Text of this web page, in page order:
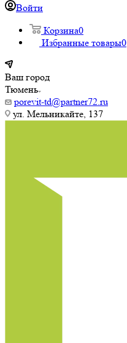
Войти
Корзина0
Избранные товары0
Ваш город
Тюмень
porevit-td@partner72.ru
ул. Мельникайте, 137